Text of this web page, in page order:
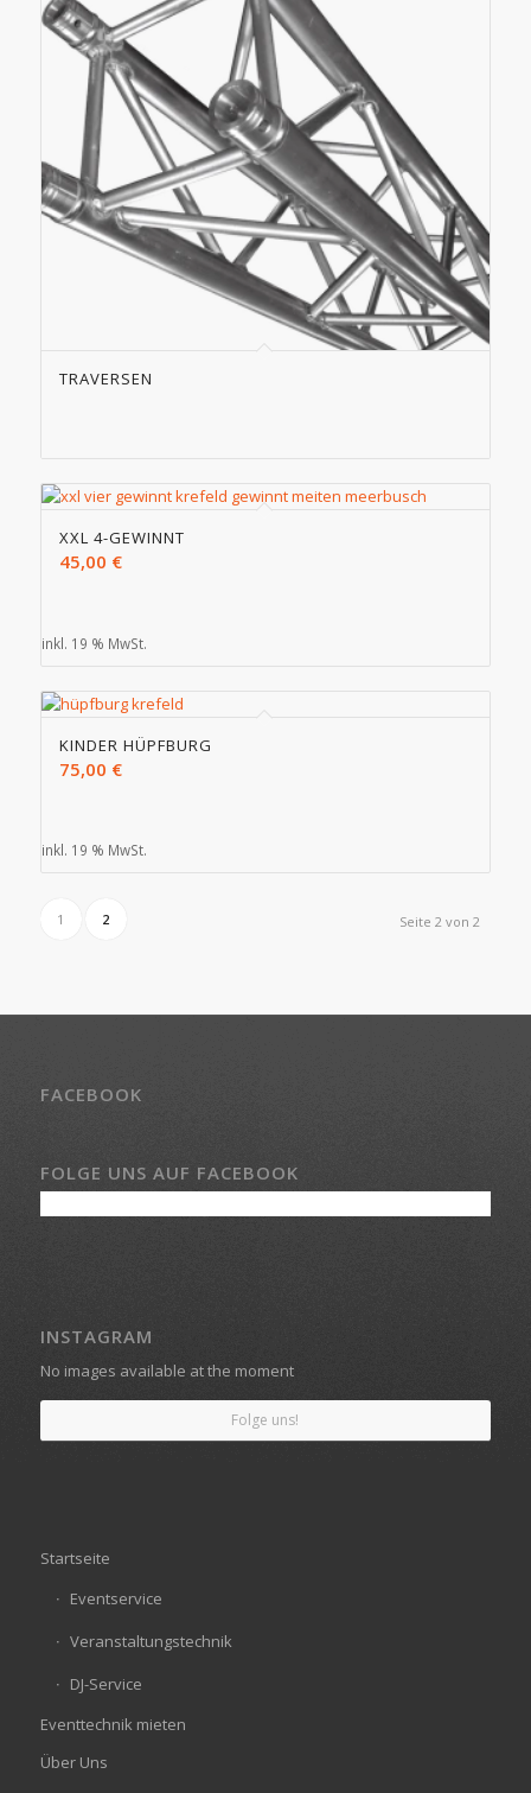
TRAVERSEN
XXL 4-GEWINNT
45,00 €
inkl. 19 % MwSt.
KINDER HÜPFBURG
75,00 €
inkl. 19 % MwSt.
Seite 2 von 2
1 2
FACEBOOK
FOLGE UNS AUF FACEBOOK
INSTAGRAM
No images available at the moment
Folge uns!
Startseite
Eventservice
Veranstaltungstechnik
DJ-Service
Eventtechnik mieten
Über Uns